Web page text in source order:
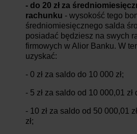
- do 20 zł za
rachunku - wysokość tego
średniomiesięcznego salda
posiadać będziesz na swych
firmowych w Alior Banku. W
uzyskać:
- 0 zł za saldo do 10 000 zł;
- 5 zł za saldo od 10 000,01 zł
- 10 zł za saldo od 50 000,01
zł;